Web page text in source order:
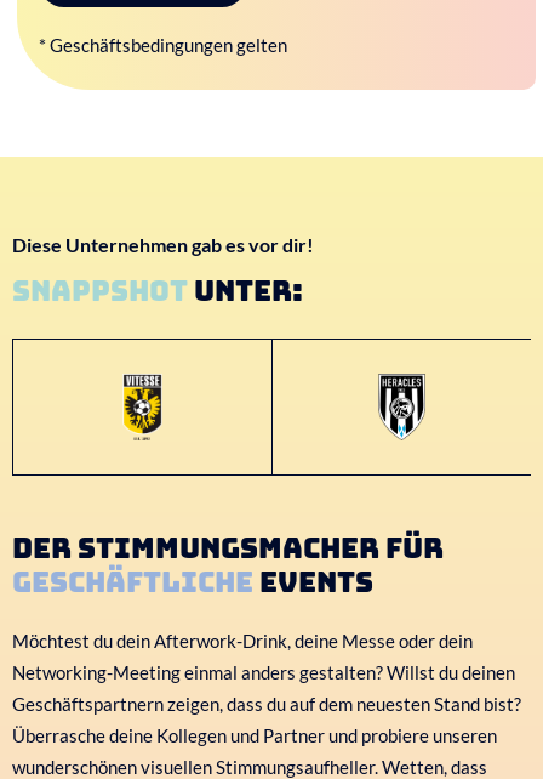
* Geschäftsbedingungen gelten
Diese Unternehmen gab es vor dir!
Snappshot unter:
Der Stimmungsmacher für
geschäftliche Events
Möchtest du dein Afterwork-Drink, deine Messe oder dein
Networking-Meeting einmal anders gestalten? Willst du deinen
Geschäftspartnern zeigen, dass du auf dem neuesten Stand bist?
Überrasche deine Kollegen und Partner und probiere unseren
wunderschönen visuellen Stimmungsaufheller. Wetten, dass